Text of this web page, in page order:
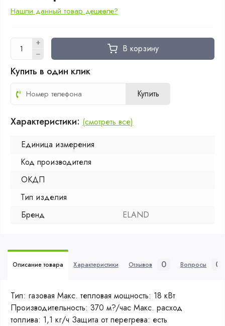
Нашли данный товар дешевле?
В корзину
Купить в один клик
Купить
Характеристики: (смотреть все)
Единица измерения
Код производителя
ОКДП
Тип изделия
Бренд
ELAND
Описание товара Характеристики Отзывов 0 Вопросы 0
Тип: газовая Макс. тепловая мощность: 18 кВт
Производительность: 370 м?/час Макс. расход
топлива: 1,1 кг/ч Защита от перегрева: есть